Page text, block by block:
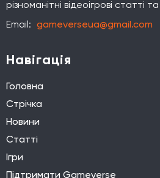
різноманітні відеоігрові статті
Email: gameverseua@gmail.com
Навігація
Головна
Стрічка
Новини
Статті
Ігри
Підтримати Gameverse